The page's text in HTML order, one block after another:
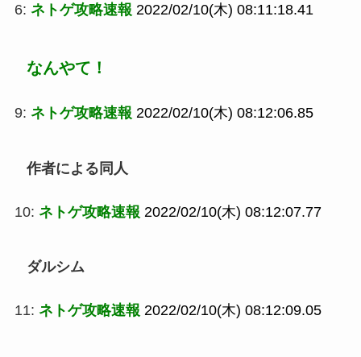
6: ネトゲ攻略速報 2022/02/10(木) 08:11:18.41
なんやて！
9: ネトゲ攻略速報 2022/02/10(木) 08:12:06.85
作者による同人
10: ネトゲ攻略速報 2022/02/10(木) 08:12:07.77
ダルシム
11: ネトゲ攻略速報 2022/02/10(木) 08:12:09.05